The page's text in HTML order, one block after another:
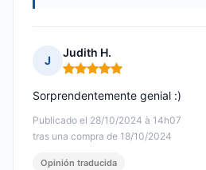
J
Judith H.
Nota: 5 de 5
Publicado el 28/10/2024 à 14h07
tras una compra de 18/10/2024
Sorprendentemente genial :)
Opinión traducida